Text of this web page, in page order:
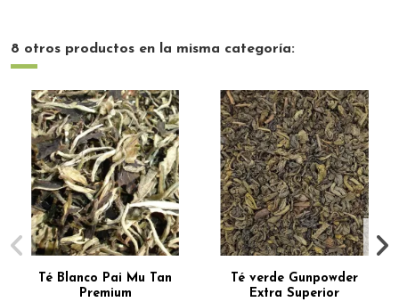
8 otros productos en la misma categoría:
Té Blanco Pai Mu Tan
Premium
Té verde Gunpowder
Extra Superior